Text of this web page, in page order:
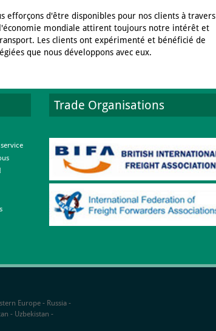
efforçons d'être disponibles pour nos clients à travers
l'économie mondiale attirent toujours notre intérêt et
Les clients ont expérimenté et bénéficié de
que nous développons avec eux.
Trade Organisations
Europe - Russia -
- Uzbekistan -